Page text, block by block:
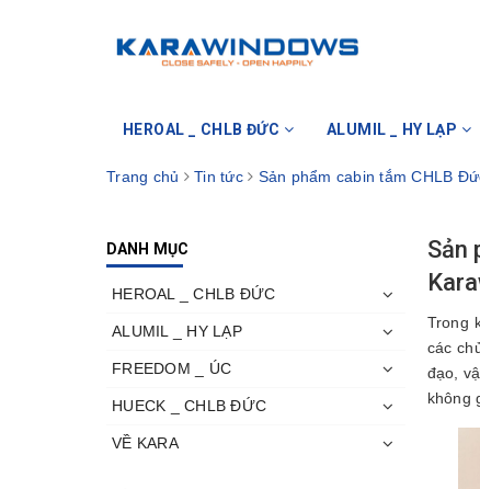
HEROAL _ CHLB ĐỨC ALUMIL _ HY LẠP
Trang chủ Tin tức Sản phẩm cabin tắm CHLB
Sản
Trong
các
đạo,
không
DANH MỤC
HEROAL _ CHLB ĐỨC
ALUMIL _ HY LẠP
FREEDOM _ ÚC
HUECK _ CHLB ĐỨC
VỀ KARA